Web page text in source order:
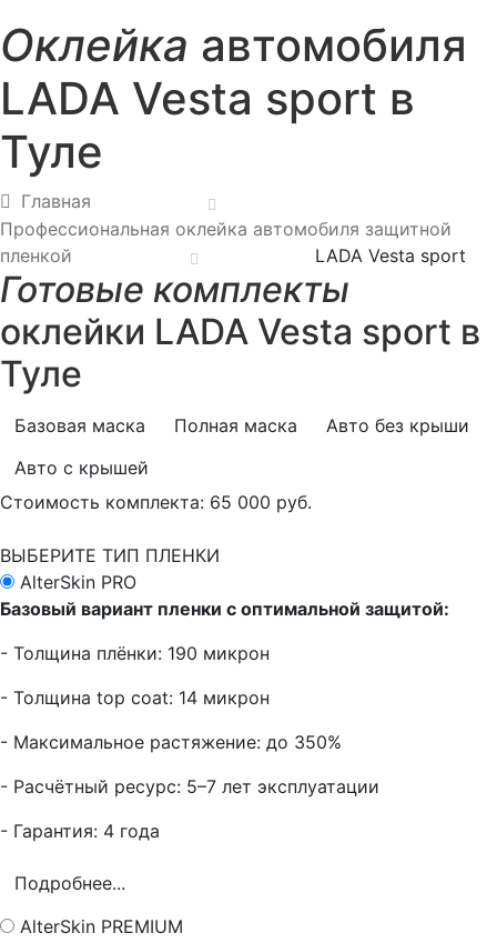
Оклейка автомобиля
LADA Vesta sport в
Туле
Главная
Профессиональная оклейка автомобиля защитной
пленкой
LADA Vesta sport
Готовые комплекты
оклейки LADA Vesta sport в
Туле
Базовая маска Полная маска
Авто без крыши
Авто с крышей
Стоимость комплекта: 65 000 руб.
ВЫБЕРИТЕ ТИП ПЛЕНКИ
AlterSkin PRO
Базовый вариант пленки с оптимальной защитой:
- Толщина плёнки: 190 микрон
- Толщина top coat: 14 микрон
- Максимальное растяжение: до 350%
- Расчётный ресурс: 5–7 лет эксплуатации
- Гарантия: 4 года
Подробнее...
AlterSkin PREMIUM